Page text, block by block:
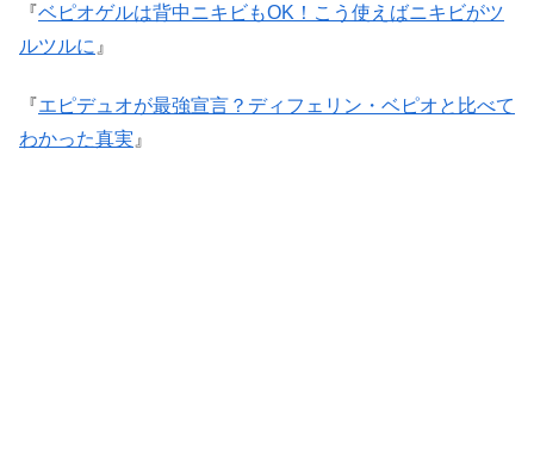
『ベピオゲルは背中ニキビもOK！こう使えばニキビがツ
ルツルに 』
『エピデュオが最強宣言？ディフェリン・ベピオと比べて
わかった真実 』